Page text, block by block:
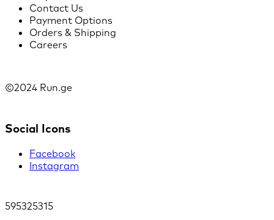
Contact Us
Payment Options
Orders & Shipping
Careers
©2024 Run.ge
Social Icons
Facebook
Instagram
595325315